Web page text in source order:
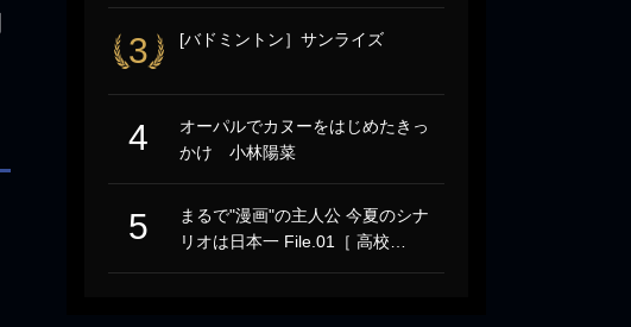
3 [バドミントン］サンライズ
4
オーパルでカヌーをはじめたきっ
かけ 小林陽菜
5
まるで"漫画"の主人公 今夏のシナ
リオは日本一 File.01［ 高校…